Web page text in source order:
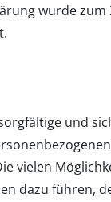
wurde zum
und
vielen
dazu führen,